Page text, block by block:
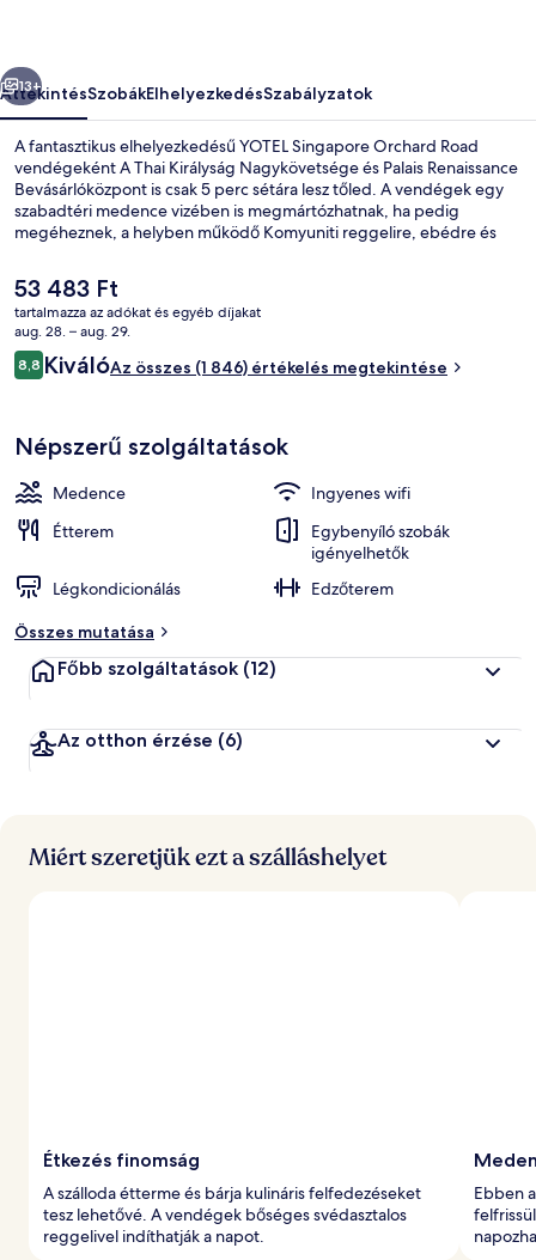
Következő
13+
ÁttekintésSzobákElhelyezkedésSzabályzatok
A fantasztikus elhelyezkedésű YOTEL Singapore Orchard Road
vendégeként A Thai Királyság Nagykövetsége és Palais Renaissance
Bevásárlóközpont is csak 5 perc sétára lesz tőled. A vendégek egy
szabadtéri medence vizében is megmártózhatnak, ha pedig
megéheznek, a helyben működő Komyuniti reggelire, ebédre és
várja a vendégeket. Más utazók szeretik, hogy gyalog is jól elérhető
a tömegközlekedés: Orchard MRT-állomás csak 5, Orchard
Boulevard állomás csak 13 percre van.
A
jelenlegi
ár
53 483 Ft
53 483 Ft
tartalmazza az adókat és egyéb díjakat
aug. 28. – aug. 29.
Értékelések
8,88,8 ennyiből: 10
KiválóAz összes (1 846) értékelés megtekintése
Népszerű szolgáltatások
Medence
Ingyenes wifi
Étterem
Egybenyíló szobák
igényelhetők
Légkondicionálás
Edzőterem
Összes mutatása
Főbb szolgáltatások (12)
Az otthon érzése (6)
Miért szeretjük ezt a szálláshelyet
Étkezés finomság
A szálloda étterme és bárja kulináris felfedezéseket
tesz lehetővé. A vendégek bőséges svédasztalos
reggelivel indíthatják a napot.
Ebben